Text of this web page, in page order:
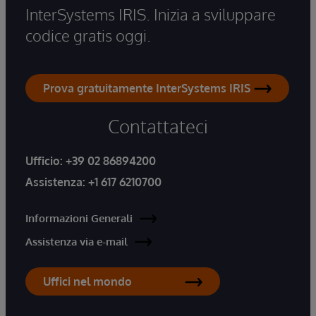
InterSystems IRIS. Inizia a sviluppare
codice gratis oggi.
Prova gratuitamente InterSystems IRIS
Contattateci
Ufficio: +39 02 86894200
Assistenza: +1 617 6210700
Informazioni Generali
Assistenza via e-mail
Uffici nel mondo